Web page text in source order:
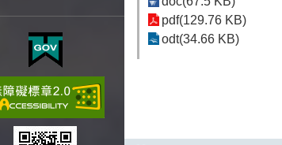
pdf(129.76 KB)
odt(34.66 KB)